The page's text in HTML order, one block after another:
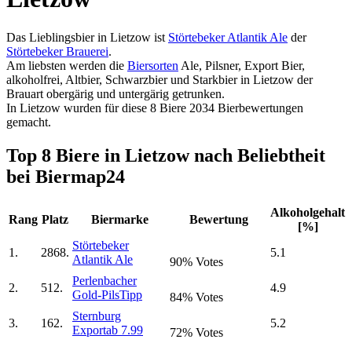
Das Lieblingsbier in Lietzow ist Störtebeker Atlantik Ale der
Störtebeker Brauerei.
Am liebsten werden die Biersorten Ale, Pilsner, Export Bier,
alkoholfrei, Altbier, Schwarzbier und Starkbier in Lietzow der
Brauart obergärig und untergärig getrunken.
In Lietzow wurden für diese 8 Biere 2034 Bierbewertungen
gemacht.
Top 8 Biere in Lietzow nach Beliebtheit
bei Biermap24
Rang Platz Biermarke Bewertung
Alkoholgehalt
[%]
1.
2868.
Störtebeker
Atlantik Ale
90% Votes
5.1
2. 512.
Perlenbacher
Gold-PilsTipp 84% Votes
4.9
3. 162.
Sternburg
Exportab 7.99 72% Votes
5.2